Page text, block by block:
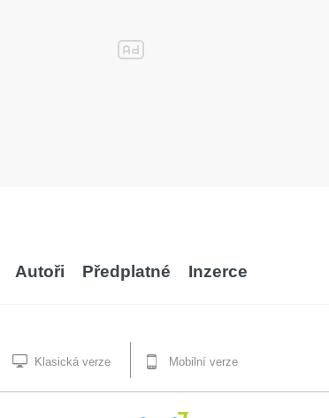
Autoři Předplatné Inzerce
Klasická verze Mobilní verze